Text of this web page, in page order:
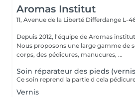
Aromas Institut
11, Avenue de la Liberté Differdange L-
Depuis 2012, l'équipe de Aromas
Nous proposons une large gamme de
corps, des pédicures, manucures, ...
Soin réparateur des pieds
Vernis